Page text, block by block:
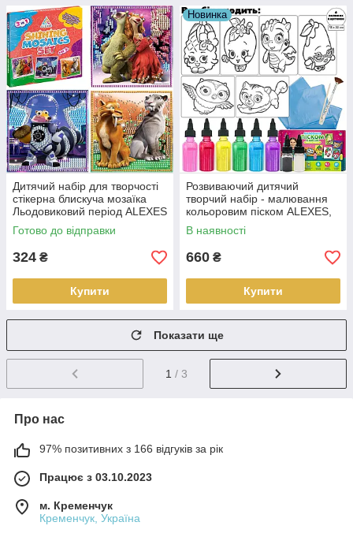
Дитячий набір для творчості
стікерна блискуча мозаїка
Льодовиковий період ALEXES
Готово до відправки
324 ₴
Купити
Новинка
Розвиваючий дитячий
творчий набір - малювання
кольоровим піском ALEXES,
6 великих картинок
В наявності
660 ₴
Купити
Показати ще
1 / 3
Про нас
97% позитивних з 166 відгуків за рік
Працює з 03.10.2023
м. Кременчук
Кременчук, Україна